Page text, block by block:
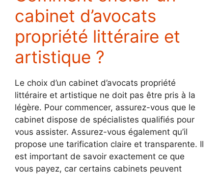
cabinet d’avocats
propriété littéraire et
artistique ?
Le choix d’un cabinet d’avocats propriété
littéraire et artistique ne doit pas être pris à la
légère. Pour commencer, assurez-vous que le
cabinet dispose de spécialistes qualifiés pour
vous assister. Assurez-vous également qu’il
propose une tarification claire et transparente. Il
est important de savoir exactement ce que
vous payez, car certains cabinets peuvent